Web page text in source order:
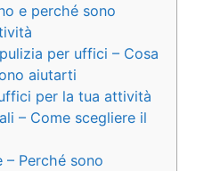
e perché sono
per uffici – Cosa
aiutarti
per la tua attività
– Come scegliere il
Perché sono